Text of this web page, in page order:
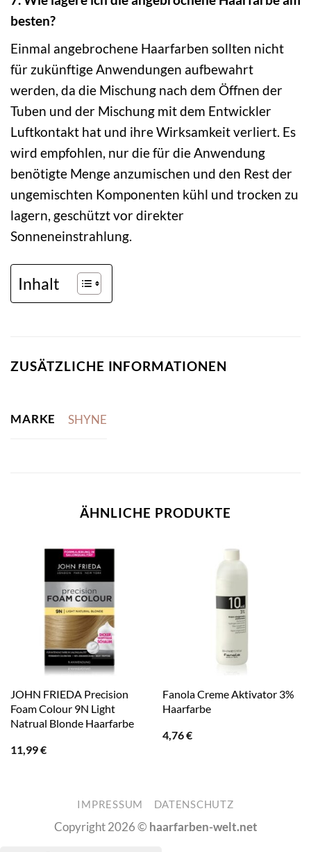
besten?
Einmal angebrochene Haarfarben sollten nicht
für zukünftige Anwendungen aufbewahrt
werden, da die Mischung nach dem Öffnen der
Tuben und der Mischung mit dem Entwickler
Luftkontakt hat und ihre Wirksamkeit verliert. Es
wird empfohlen, nur die für die Anwendung
benötigte Menge anzumischen und den Rest der
ungemischten Komponenten kühl und trocken zu
lagern, geschützt vor direkter
Sonneneinstrahlung.
Inhalt
ZUSÄTZLICHE INFORMATIONEN
MARKE SHYNE
ÄHNLICHE PRODUKTE
JOHN FRIEDA Precision
Foam Colour 9N Light
Natrual Blonde Haarfarbe
11,99€
Fanola Creme Aktivator 3%
Haarfarbe
4,76€
IMPRESSUM DATENSCHUTZ
Copyright 2026 © haarfarben-welt.net